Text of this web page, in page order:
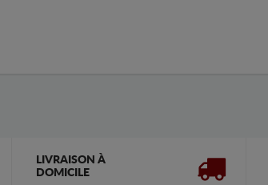
LIVRAISON À
DOMICILE